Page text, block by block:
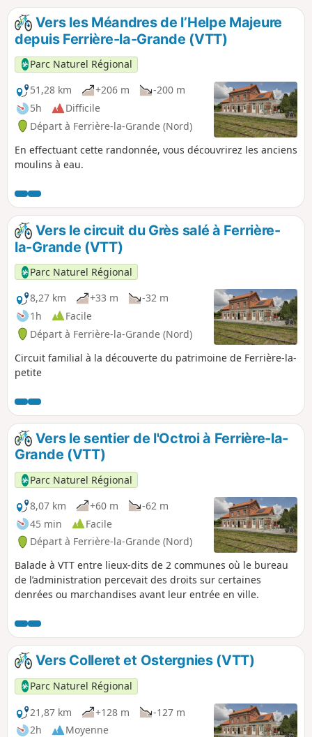
Vers les Méandres de l’Helpe Majeure
depuis Ferrière-la-Grande (VTT)
Parc Naturel Régional
51,28 km
+206 m
-200 m
5h
Difficile
Départ à Ferrière-la-Grande (Nord)
En effectuant cette randonnée, vous découvrirez les anciens
moulins à eau.
Vers le circuit du Grès salé à Ferrière-
la-Grande (VTT)
Parc Naturel Régional
8,27 km
+33 m
-32 m
1h
Facile
Départ à Ferrière-la-Grande (Nord)
Circuit familial à la découverte du patrimoine de Ferrière-la-
petite
Vers le sentier de l'Octroi à Ferrière-la-
Grande (VTT)
Parc Naturel Régional
8,07 km
+60 m
-62 m
45 min
Facile
Départ à Ferrière-la-Grande (Nord)
Balade à VTT entre lieux-dits de 2 communes où le bureau
de l’administration percevait des droits sur certaines
denrées ou marchandises avant leur entrée en ville.
Vers Colleret et Ostergnies (VTT)
Parc Naturel Régional
21,87 km
+128 m
-127 m
2h
Moyenne